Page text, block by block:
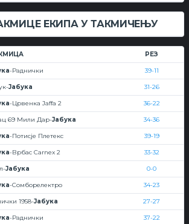
ЕКИПА У ТАКМИЧЕЊУ
РЕЗ
-Раднички 39-11
Јабука 31-26
-Црвенка Jaffa 2 36-22
69 Мили Дар-Јабука 34-36
-Потисје Плетекс 39-19
-Врбас Carnex 2 33-32
Јабука 0-0
-Сомборелектро 34-23
1958-Јабука 27-27
-Раднички 37-22